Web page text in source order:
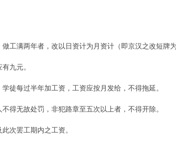
做工满两年者，改以日资计为月资计（即京汉之改短牌
九元。
徒每过半年加工资，工资应按月发给，不得拖延。
得无故处罚，非犯路章至五次以上者，不得开除。
次罢工期内之工资。